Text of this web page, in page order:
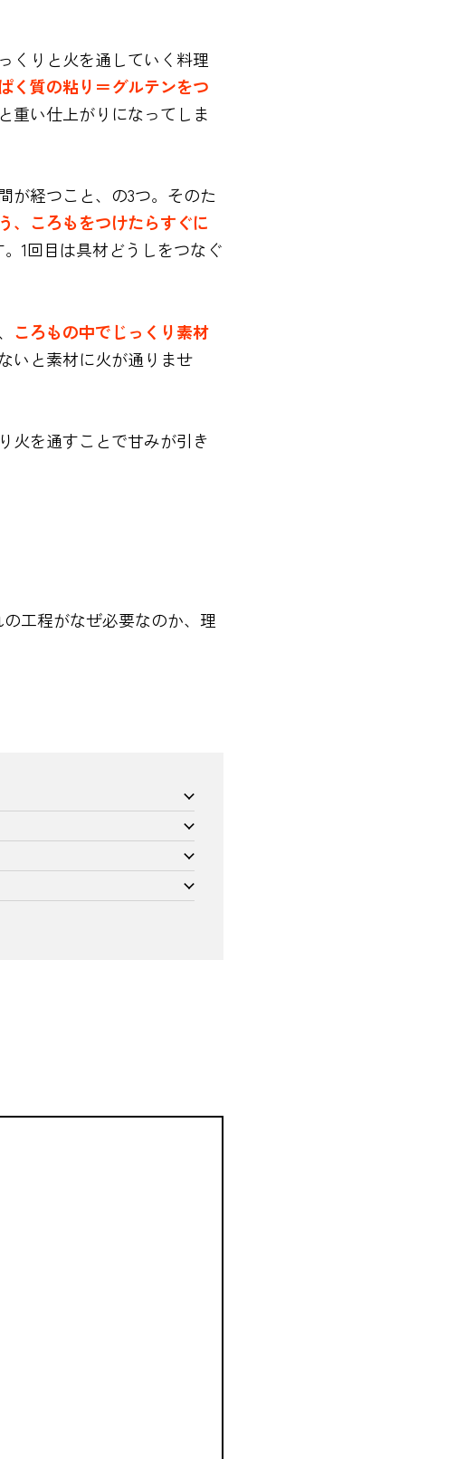
くりと火を通していく料理
く質の粘り＝グルテンをつ
重い仕上がりになってしま
が経つこと、の3つ。そのた
、ころもをつけたらすぐに
1回目は具材どうしをつなぐ
ころもの中でじっくり素材
いと素材に火が通りませ
火を通すことで甘みが引き
工程がなぜ必要なのか、理